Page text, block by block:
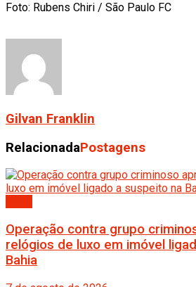
Foto: Rubens Chiri / São Paulo FC
Gilvan Franklin
RelacionadaPostagens
Operação contra grupo
relógios de luxo em imóvel
Bahia